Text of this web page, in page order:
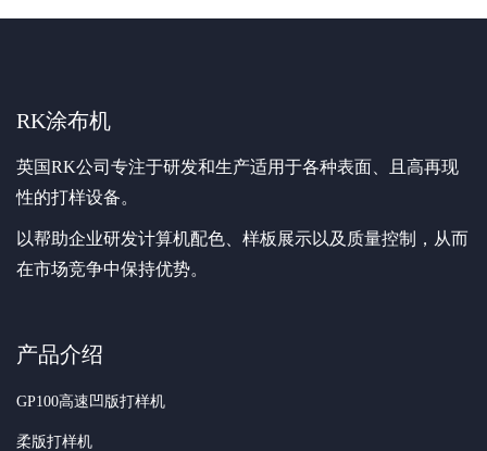
RK涂布机
英国RK公司专注于研发和生产适用于各种表面、且高再现
性的打样设备。
以帮助企业研发计算机配色、样板展示以及质量控制，从而
在市场竞争中保持优势。
产品介绍
GP100高速凹版打样机
柔版打样机